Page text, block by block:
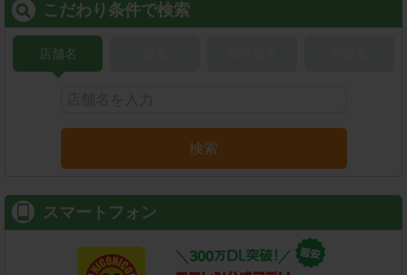
こだわり条件で検索
店舗名
検索
スマートフォン